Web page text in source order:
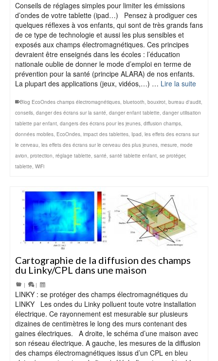
Conseils de réglages simples pour limiter les émissions
d’ondes de votre tablette (ipad…) Pensez à prodiguer ces
quelques réflexes à vos enfants, qui sont de très grands fans
de ce type de technologie et aussi les plus sensibles et
exposés aux champs électromagnétiques. Ces principes
devraient être enseignés dans les écoles : l’éducation
nationale oublie de donner le mode d’emploi en terme de
prévention pour la santé (principe ALARA) de nos enfants.
La plupart des applications (jeux, vidéos,…) … Lire la suite
Blog EcoOndes champs électromagnétiques, bluetooth, bouxirot, bureau d'audit,
conseils, danger des écrans sur la santé, danger enfant tablette, danger utilisation
tablette par enfant, dangers des écrans pour les jeunes, diffusion champs,
données mobiles, EcoOndes, impact des tablettes, Ipad, les effets des ecrans sur
le cerveau, les effets des écrans sur le cerveau des plus jeunes, mesure, mode
avion, protection, réglage tablette, santé, santé tablette enfant, se protéger,
tablette, WiFi
Cartographie de la diffusion des champs
du Linky/CPL dans une maison
| |
LINKY : se protéger des champs électromagnétiques du
LINKY Les ondes du Linky polluent toute votre installation
électrique. Ce rayonnement est mesurable sur plusieurs
dizaines de centimètres le long des murs contenant des
gaines électriques. A droite, le schéma d’une maison avec
son réseau électrique. A gauche, les mesures de la diffusion
des champs électromagnétiques issus d’un CPL en bleu